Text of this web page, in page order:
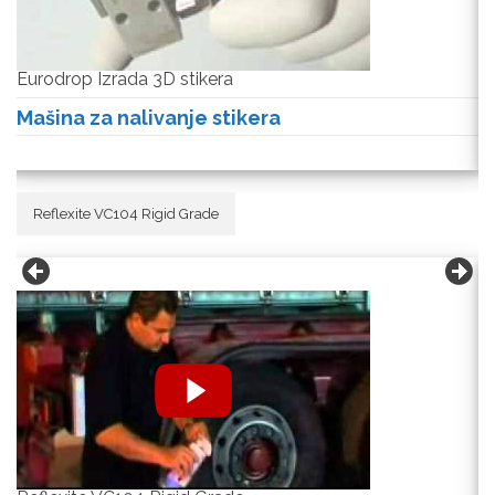
Eurodrop Izrada 3D stikera
Mašina za nalivanje stikera
Reflexite VC104 Rigid Grade